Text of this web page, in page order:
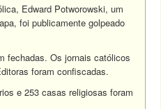
Edward Potworowski, um
foi publicamente golpeado
fechadas. Os jornais católicos
foram confiscadas.
e 253 casas religiosas foram